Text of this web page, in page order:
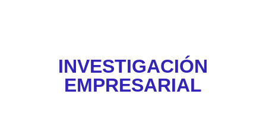
INVESTIGACIÓN
EMPRESARIAL